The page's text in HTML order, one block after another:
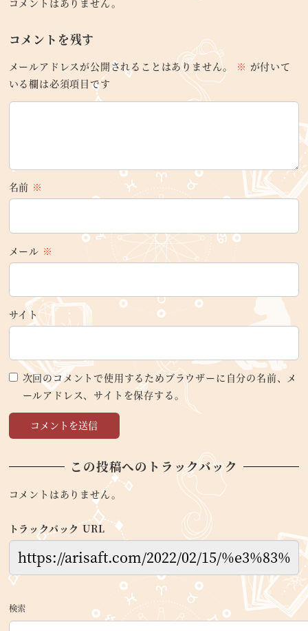
コメントはありません。
コメントを残す
メールアドレスが公開されることはありません。 ※ が付いて
いる欄は必須項目です
名前 ※
メール ※
サイト
次回のコメントで使用するためブラウザーに自分の名前、メ
ールアドレス、サイトを保存する。
この投稿へのトラックバック
コメントはありません。
トラックバック URL
検索